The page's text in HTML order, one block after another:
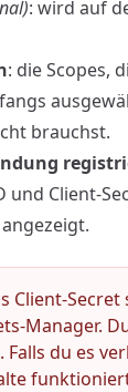
: wird auf
: die Scopes,
brauchst.
und Client-
Client-
Manager.
Falls du es